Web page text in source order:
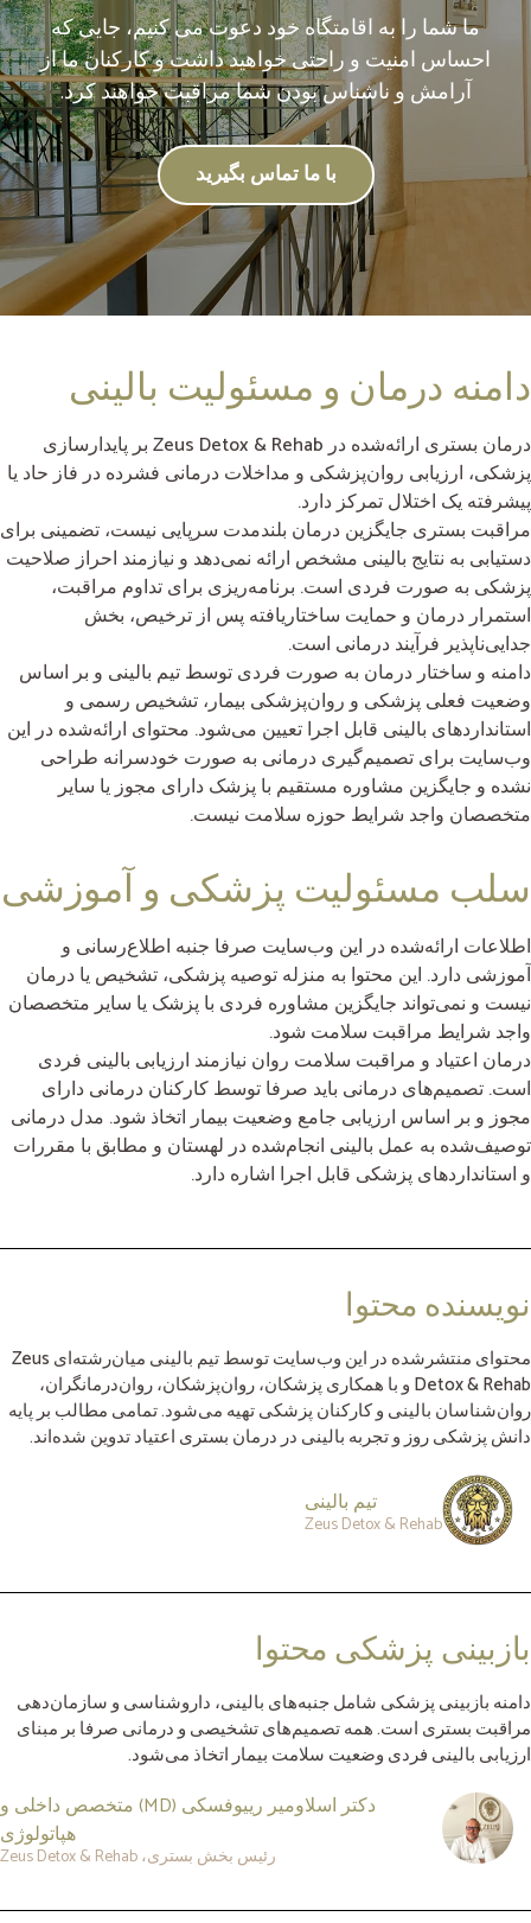
ما شما را به اقامتگاه خود دعوت می کنیم، جایی که
احساس امنیت و راحتی خواهید داشت و کارکنان ما از
آرامش و ناشناس بودن شما مراقبت خواهند کرد.
با ما تماس بگیرید
دامنه درمان و مسئولیت بالینی
درمان بستری ارائه‌شده در Zeus Detox & Rehab بر پایدارسازی
پزشکی، ارزیابی روان‌پزشکی و مداخلات درمانی فشرده در فاز حاد یا
پیشرفته یک اختلال تمرکز دارد.
مراقبت بستری جایگزین درمان بلندمدت سرپایی نیست، تضمینی برای
دستیابی به نتایج بالینی مشخص ارائه نمی‌دهد و نیازمند احراز صلاحیت
پزشکی به صورت فردی است. برنامه‌ریزی برای تداوم مراقبت،
استمرار درمان و حمایت ساختاریافته پس از ترخیص، بخش
جدایی‌ناپذیر فرآیند درمانی است.
دامنه و ساختار درمان به صورت فردی توسط تیم بالینی و بر اساس
وضعیت فعلی پزشکی و روان‌پزشکی بیمار، تشخیص رسمی و
استانداردهای بالینی قابل اجرا تعیین می‌شود. محتوای ارائه‌شده در این
وب‌سایت برای تصمیم‌گیری درمانی به صورت خودسرانه طراحی
نشده و جایگزین مشاوره مستقیم با پزشک دارای مجوز یا سایر
متخصصان واجد شرایط حوزه سلامت نیست.
سلب مسئولیت پزشکی و آموزشی
اطلاعات ارائه‌شده در این وب‌سایت صرفا جنبه اطلاع‌رسانی و
آموزشی دارد. این محتوا به منزله توصیه پزشکی، تشخیص یا درمان
نیست و نمی‌تواند جایگزین مشاوره فردی با پزشک یا سایر متخصصان
واجد شرایط مراقبت سلامت شود.
درمان اعتیاد و مراقبت سلامت روان نیازمند ارزیابی بالینی فردی
است. تصمیم‌های درمانی باید صرفا توسط کارکنان درمانی دارای
مجوز و بر اساس ارزیابی جامع وضعیت بیمار اتخاذ شود. مدل درمانی
توصیف‌شده به عمل بالینی انجام‌شده در لهستان و مطابق با مقررات
و استانداردهای پزشکی قابل اجرا اشاره دارد.
نویسنده محتوا
محتوای منتشرشده در این وب‌سایت توسط تیم بالینی میان‌رشته‌ای Zeus
Detox & Rehab و با همکاری پزشکان، روان‌پزشکان، روان‌درمانگران،
روان‌شناسان بالینی و کارکنان پزشکی تهیه می‌شود. تمامی مطالب بر پایه
دانش پزشکی روز و تجربه بالینی در درمان بستری اعتیاد تدوین شده‌اند.
تیم بالینی
Zeus Detox & Rehab
بازبینی پزشکی محتوا
دامنه بازبینی پزشکی شامل جنبه‌های بالینی، داروشناسی و سازمان‌دهی
مراقبت بستری است. همه تصمیم‌های تشخیصی و درمانی صرفا بر مبنای
ارزیابی بالینی فردی وضعیت سلامت بیمار اتخاذ می‌شود.
دکتر اسلاومیر رییوفسکی (MD) متخصص داخلی و
هپاتولوژی
رئیس بخش بستری، Zeus Detox & Rehab